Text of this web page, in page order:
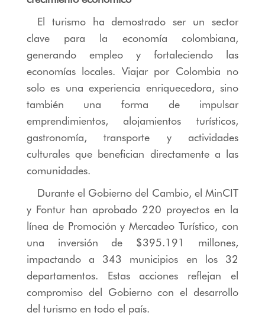
El turismo ha demostrado ser un sector
clave para la economía colombiana,
generando empleo y fortaleciendo las
economías locales. Viajar por Colombia no
solo es una experiencia enriquecedora, sino
también una forma de impulsar
emprendimientos, alojamientos turísticos,
gastronomía, transporte y actividades
culturales que benefician directamente a las
comunidades.
Durante el Gobierno del Cambio, el MinCIT
y Fontur han aprobado 220 proyectos en la
línea de Promoción y Mercadeo Turístico, con
una inversión de $395.191 millones,
impactando a 343 municipios en los 32
departamentos. Estas acciones reflejan el
compromiso del Gobierno con el desarrollo
del turismo en todo el país.